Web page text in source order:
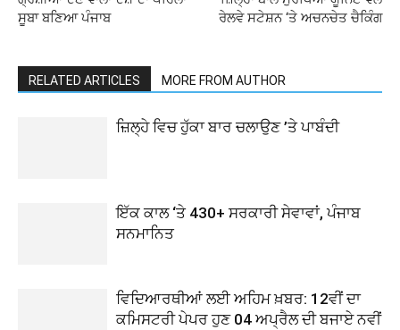
ਸੂਬਾ ਬਣਿਆ ਪੰਜਾਬ
ਰੇਲਵੇ ਸਟੇਸ਼ਨ ‘ਤੇ ਅਚਨਚੇਤ ਚੈਕਿੰਗ
RELATED ARTICLES MORE FROM AUTHOR
ਜ਼ਿਲ੍ਹੇ ਵਿਚ ਹੁੱਕਾ ਬਾਰ ਚਲਾਉਣ ’ਤੇ ਪਾਬੰਦੀ
ਇੱਕ ਕਾਲ ‘ਤੇ 430+ ਸਰਕਾਰੀ ਸੇਵਾਵਾਂ, ਪੰਜਾਬ
ਸਨਮਾਨਿਤ
ਵਿਦਿਆਰਥੀਆਂ ਲਈ ਅਹਿਮ ਖ਼ਬਰ: 12ਵੀਂ ਦਾ
ਕਮਿਸਟਰੀ ਪੇਪਰ ਹੁਣ 04 ਅਪ੍ਰੈਲ ਦੀ ਬਜਾਏ ਨਵੀਂ